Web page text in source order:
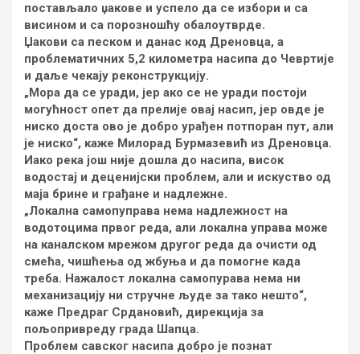
постављало џакове и успело да се избори и са
висином и са порозношћу обалоутврде.
Џакови са песком и данас код Дреновца, а
проблематичних 5,2 километра насипа до Чевртије
и даље чекају реконструкцију.
„Мора да се уради, јер ако се не уради постоји
могућност опет да прелије овај насип, јер овде је
ниско доста ово је добро урађен потпоран пут, али
је ниско“, каже Милорад Бурмазевић из Дреновца.
Иако река још није дошла до насипа, висок
водостај и деценијски проблем, али и искуство од
маја брине и грађане и надлежне.
„Локална самопуправа нема надлежност на
водотоцима првог реда, али локална управа може
на каналском мрежом другог реда да очисти од
смећа, чишћења од жбуња и да помогне када
треба. Нажалост локална самопурава нема ни
механизацију ни стручне људе за тако нешто“,
каже Предраг Срдановић, дирекција за
пољопривреду града Шапца.
Проблем савског насипа добро је познат